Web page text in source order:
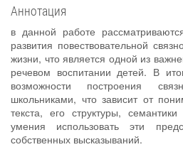
Аннотация
в данной работе
развития повествовательной
жизни, что является одной из
речевом воспитании детей. В
возможности построения
школьниками, что зависит от
текста, его структуры,
умения использовать эти
собственных высказываний.